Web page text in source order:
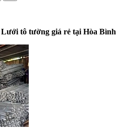
tô tường giá rẻ tại Hòa Bình